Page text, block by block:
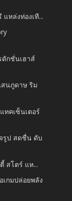
หล่งท่องเที...
ดักชั่นเฮาส์
นภูดาษ ริม
ทคเซ็นเตอร์
รูป สดชื่น ดับ
สโตร์ แห...
เกมปล่อยพลัง